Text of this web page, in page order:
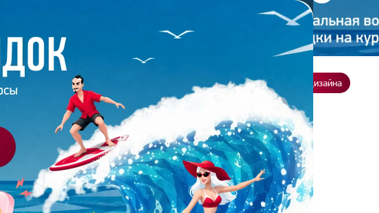
обучение Заказать презентацию Студия дизайна